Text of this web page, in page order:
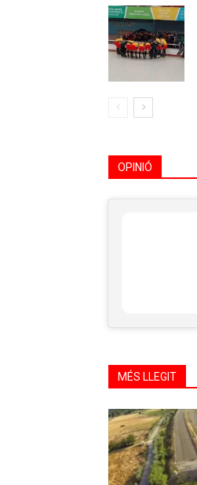
OPINIÓ
MÉS LLEGIT